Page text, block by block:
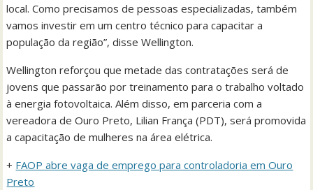
local. Como precisamos de pessoas especializadas, também
vamos investir em um centro técnico para capacitar a
população da região”, disse Wellington.
Wellington reforçou que metade das contratações será de
jovens que passarão por treinamento para o trabalho voltado
à energia fotovoltaica. Além disso, em parceria com a
vereadora de Ouro Preto, Lilian França (PDT), será promovida
a capacitação de mulheres na área elétrica.
+ FAOP abre vaga de emprego para controladoria em Ouro
Preto